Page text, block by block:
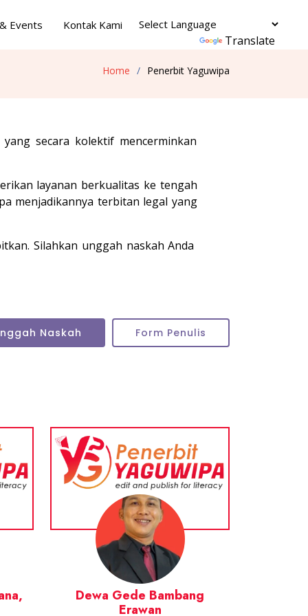
Events Kontak Kami
Powered by Translate
Home Penerbit Yaguwipa
secara kolektif mencerminkan
layanan berkualitas ke tengah
menjadikannya terbitan legal yang
Silahkan unggah naskah Anda
Form Penulis
Naskah
Dewa Gede Bambang
Erawan